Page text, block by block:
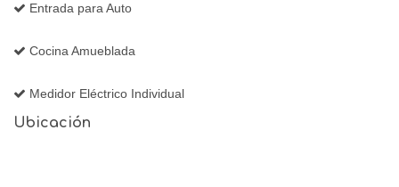
Entrada para Auto
Cocina Amueblada
Medidor Eléctrico Individual
Ubicación